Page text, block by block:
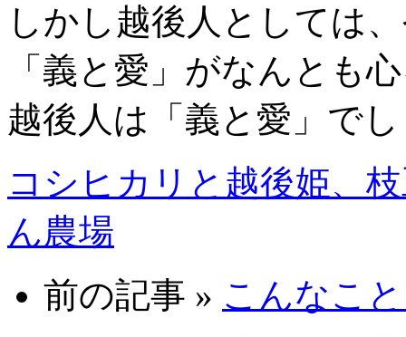
しかし越後人としては
「義と愛」がなんとも
越後人は「義と愛」で
コシヒカリと越後姫、
ん農場
前の記事 » こんなこ